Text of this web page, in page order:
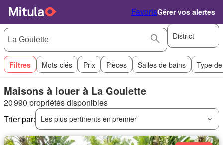
FavorisGérer vos alertes
District
Filtres Mots-clés Prix Pièces Salles de bains Type
Maisons à louer à La Goulette
20 990 propriétés disponibles
Trier par:
Les plus pertinents en premier